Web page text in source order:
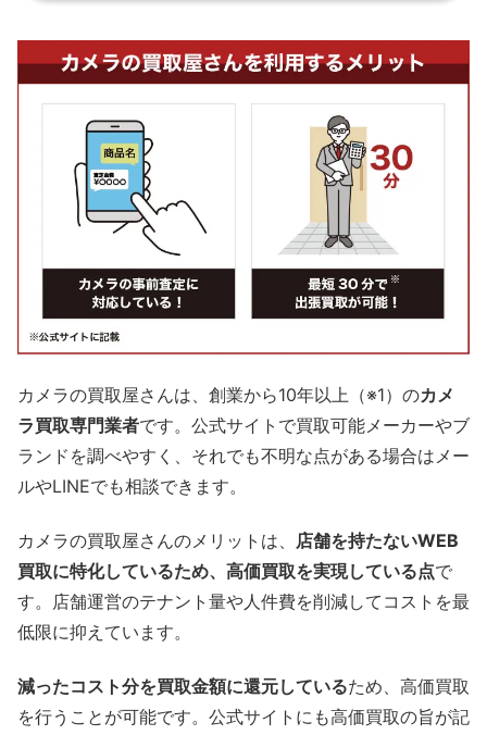
カメラの買取屋さんは、創業から10年以上（※1）のカメ
ラ買取専門業者です。公式サイトで買取可能メーカーやブ
ランドを調べやすく、それでも不明な点がある場合はメー
ルやLINEでも相談できます。
カメラの買取屋さんのメリットは、 店舗を持たないWEB
買取に特化しているため、高価買取を実現している点で
す。店舗運営のテナント量や人件費を削減してコストを最
低限に抑えています。
減ったコスト分を買取金額に還元しているため、高価買取
を行うことが可能です。公式サイトにも高価買取の旨が記